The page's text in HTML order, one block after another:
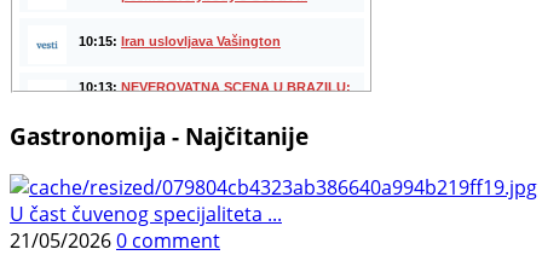
Gastronomija - Najčitanije
U čast čuvenog specijaliteta ...
21/05/20260 comment